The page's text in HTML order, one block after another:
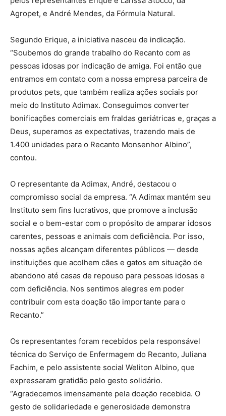
Agropet, e André Mendes, da Fórmula Natural.
Segundo Erique, a iniciativa nasceu de indicação.
“Soubemos do grande trabalho do Recanto com as
pessoas idosas por indicação de amiga. Foi então que
entramos em contato com a nossa empresa parceira de
produtos pets, que também realiza ações sociais por
meio do Instituto Adimax. Conseguimos converter
bonificações comerciais em fraldas geriátricas e, graças a
Deus, superamos as expectativas, trazendo mais de
1.400 unidades para o Recanto Monsenhor Albino”,
contou.
O representante da Adimax, André, destacou o
compromisso social da empresa. “A Adimax mantém seu
Instituto sem fins lucrativos, que promove a inclusão
social e o bem-estar com o propósito de amparar idosos
carentes, pessoas e animais com deficiência. Por isso,
nossas ações alcançam diferentes públicos — desde
instituições que acolhem cães e gatos em situação de
abandono até casas de repouso para pessoas idosas e
com deficiência. Nos sentimos alegres em poder
contribuir com esta doação tão importante para o
Recanto.”
Os representantes foram recebidos pela responsável
técnica do Serviço de Enfermagem do Recanto, Juliana
Fachim, e pelo assistente social Weliton Albino, que
expressaram gratidão pelo gesto solidário.
“Agradecemos imensamente pela doação recebida. O
gesto de solidariedade e generosidade demonstra